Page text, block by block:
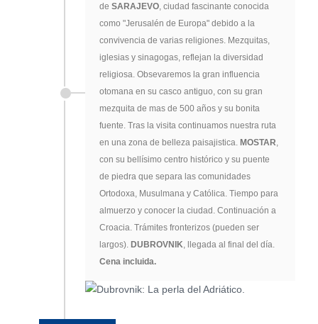
de SARAJEVO, ciudad fascinante conocida
como "Jerusalén de Europa" debido a la
convivencia de varias religiones. Mezquitas,
iglesias y sinagogas, reflejan la diversidad
religiosa. Obsevaremos la gran influencia
otomana en su casco antiguo, con su gran
mezquita de mas de 500 años y su bonita
fuente. Tras la visita continuamos nuestra ruta
en una zona de belleza paisajistica. MOSTAR,
con su bellísimo centro histórico y su puente
de piedra que separa las comunidades
Ortodoxa, Musulmana y Católica. Tiempo para
almuerzo y conocer la ciudad. Continuación a
Croacia. Trámites fronterizos (pueden ser
largos). DUBROVNIK, llegada al final del día.
Cena incluida.